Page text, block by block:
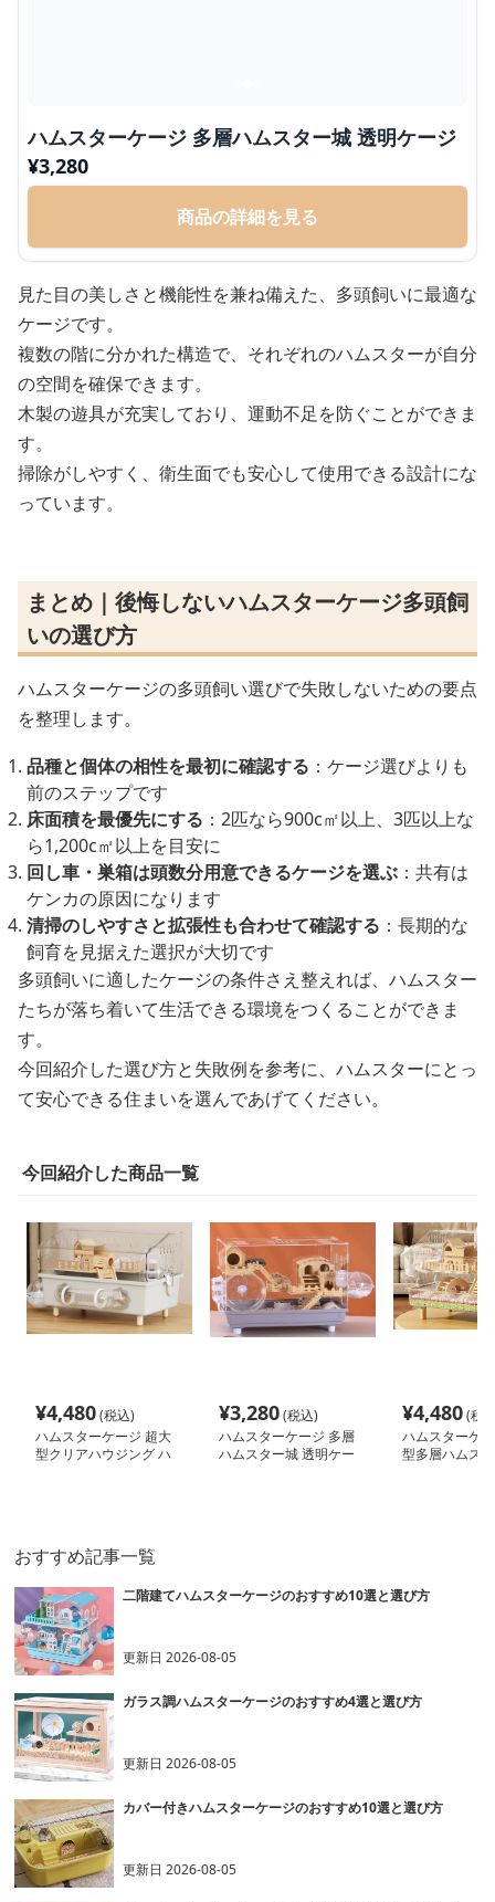
ハムスターケージ 多層ハムスター城 透明ケージ
¥3,280
商品の詳細を見る
見た目の美しさと機能性を兼ね備えた、多頭飼いに最適な
ケージです。
複数の階に分かれた構造で、それぞれのハムスターが自分
の空間を確保できます。
木製の遊具が充実しており、運動不足を防ぐことができま
す。
掃除がしやすく、衛生面でも安心して使用できる設計にな
っています。
まとめ｜後悔しないハムスターケージ多頭飼
いの選び方
ハムスターケージの多頭飼い選びで失敗しないための要点
を整理します。
品種と個体の相性を最初に確認する ：ケージ選びよりも
前のステップです
床面積を最優先にする ：2匹なら900c㎡以上、3匹以上な
ら1,200c㎡以上を目安に
回し車・巣箱は頭数分用意できるケージを選ぶ ：共有は
ケンカの原因になります
清掃のしやすさと拡張性も合わせて確認する ：長期的な
飼育を見据えた選択が大切です
多頭飼いに適したケージの条件さえ整えれば、ハムスター
たちが落ち着いて生活できる環境をつくることができま
す。
今回紹介した選び方と失敗例を参考に、ハムスターにとっ
て安心できる住まいを選んであげてください。
今回紹介した商品一覧
¥4,480(税込)
ハムスターケージ 超大
型クリアハウジング ハ
¥3,280(税込)
ハムスターケージ 多層
ハムスター城 透明ケー
¥4,480(税
ハムスターケ
型多層ハムス
おすすめ記事一覧
二階建てハムスターケージのおすすめ10選と選び方
更新日2026-08-05
ガラス調ハムスターケージのおすすめ4選と選び方
更新日2026-08-05
カバー付きハムスターケージのおすすめ10選と選び方
更新日2026-08-05